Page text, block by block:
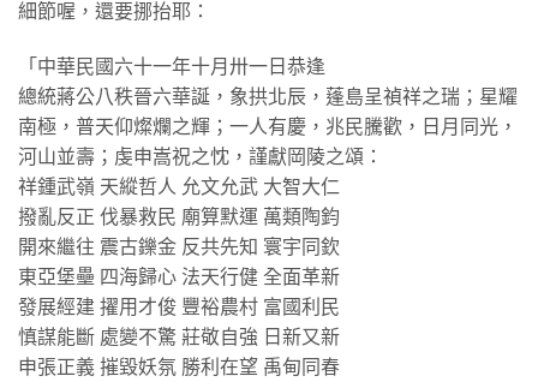
細節喔，還要挪抬耶：
「中華民國六十一年十月卅一日恭逢
總統蔣公八秩晉六華誕，象拱北辰，蓬島呈禎祥之瑞；星耀
南極，普天仰燦爛之輝；一人有慶，兆民騰歡，日月同光，
河山並壽；虔申嵩祝之忱，謹獻岡陵之頌：
祥鍾武嶺 天縱哲人 允文允武 大智大仁
撥亂反正 伐暴救民 廟算默運 萬類陶鈞
開來繼往 震古鑠金 反共先知 寰宇同欽
東亞堡壘 四海歸心 法天行健 全面革新
發展經建 擢用才俊 豐裕農村 富國利民
慎謀能斷 處變不驚 莊敬自強 日新又新
申張正義 摧毀妖氛 勝利在望 禹甸同春